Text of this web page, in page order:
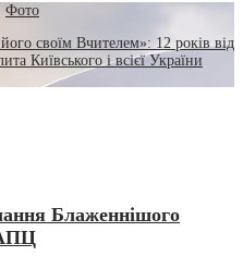
Фото
своїм Вчителем»: 12 років від
Київського і всієї України
Блаженнішого